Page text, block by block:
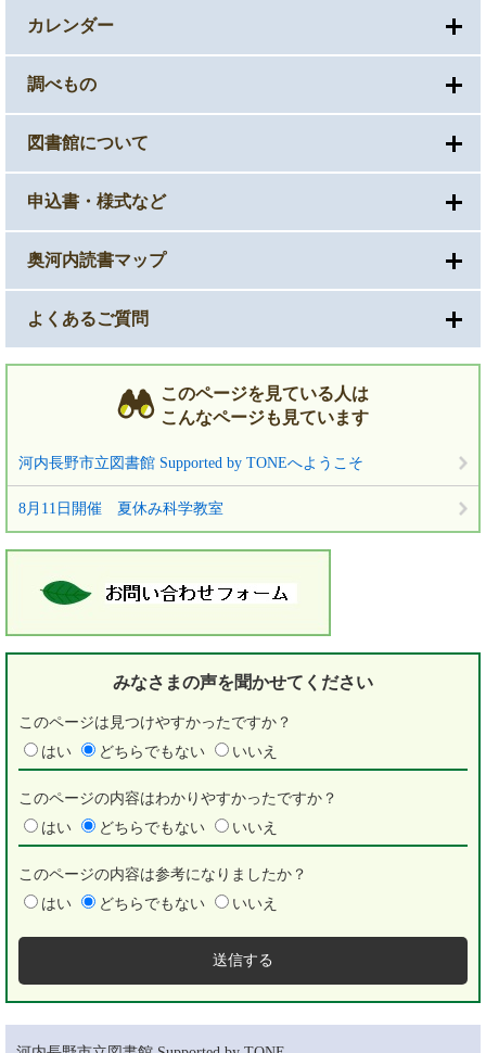
カレンダー
調べもの
図書館について
申込書・様式など
奥河内読書マップ
よくあるご質問
このページを見ている人は
こんなページも見ています
河内長野市立図書館 Supported by TONEへようこそ
8月11日開催 夏休み科学教室
みなさまの声を聞かせてください
このページは見つけやすかったですか？
はい
どちらでもない いいえ
このページの内容はわかりやすかったですか？
はい
どちらでもない いいえ
このページの内容は参考になりましたか？
はい
どちらでもない いいえ